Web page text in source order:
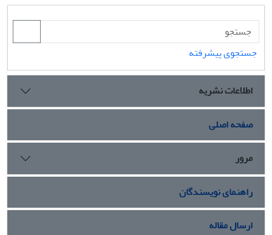
جستجوی پیشرفته
اطلاعات نشریه
صفحه اصلی
مرور
راهنمای نویسندگان
ارسال مقاله